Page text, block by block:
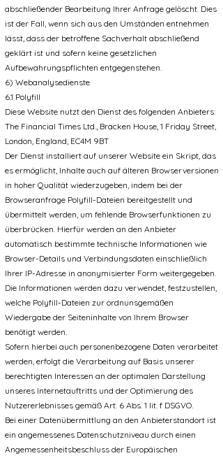
abschließender Bearbeitung Ihrer Anfrage gelöscht. Dies
ist der Fall, wenn sich aus den Umständen entnehmen
lässt, dass der betroffene Sachverhalt abschließend
geklärt ist und sofern keine gesetzlichen
Aufbewahrungspflichten entgegenstehen.
6) Webanalysedienste
6.1 Polyfill
Diese Website nutzt den Dienst des folgenden Anbieters:
The Financial Times Ltd., Bracken House, 1 Friday Street,
London, England, EC4M 9BT
Der Dienst installiert auf unserer Website ein Skript, das
es ermöglicht, Inhalte auch auf älteren Browserversionen
in hoher Qualität wiederzugeben, indem bei der
Browseranfrage Polyfill-Dateien bereitgestellt und
übermittelt werden, um fehlende Browserfunktionen zu
überbrücken. Hierfür werden an den Anbieter
automatisch bestimmte technische Informationen wie
Browser-Details und Verbindungsdaten einschließlich
Ihrer IP-Adresse in anonymisierter Form weitergegeben.
Die Informationen werden dazu verwendet, festzustellen,
welche Polyfill-Dateien zur ordnunsgemäßen
Wiedergabe der Seiteninhalte von Ihrem Browser
benötigt werden.
Sofern hierbei auch personenbezogene Daten verarbeitet
werden, erfolgt die Verarbeitung auf Basis unserer
berechtigten Interessen an der optimalen Darstellung
unseres Internetauftritts und der Optimierung des
Nutzererlebnisses gemäß Art. 6 Abs. 1 lit. f DSGVO.
Bei einer Datenübermittlung an den Anbieterstandort ist
ein angemessenes Datenschutzniveau durch einen
Angemessenheitsbeschluss der Europäischen